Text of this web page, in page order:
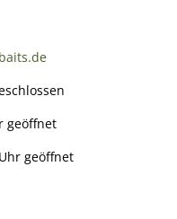
geöffnet
geöffnet